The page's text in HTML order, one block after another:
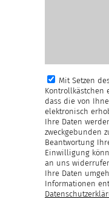
Mit Setzen
Kontrollkästchen
dass die von
elektronisch
Ihre Daten
zweckgebunden
Beantwortung
Einwilligung
an uns
Ihre Daten
Informationen